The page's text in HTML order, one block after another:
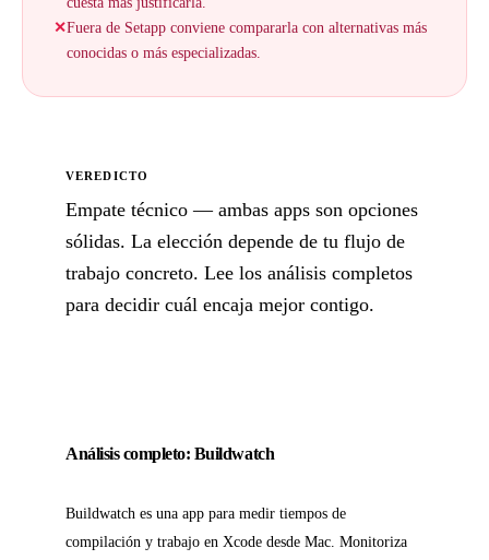
✕Fuera de Setapp conviene compararla con alternativas más
conocidas o más especializadas.
VEREDICTO
Empate técnico — ambas apps son opciones
sólidas. La elección depende de tu flujo de
trabajo concreto. Lee los análisis completos
para decidir cuál encaja mejor contigo.
Análisis completo: Buildwatch
Buildwatch es una app para medir tiempos de
compilación y trabajo en Xcode desde Mac. Monitoriza